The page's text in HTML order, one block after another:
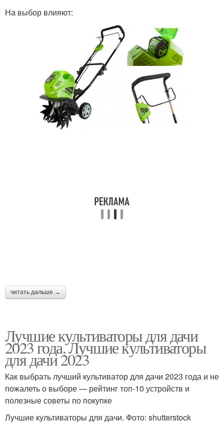
На выбор влияют:
читать дальше →
Лучшие культиваторы для дачи
2023 года. Лучшие культиваторы
для дачи 2023
Как выбрать лучший культиватор для дачи 2023 года и не
пожалеть о выборе — рейтинг топ-10 устройств и
полезные советы по покупке
Лучшие культиваторы для дачи. Фото: shutterstock